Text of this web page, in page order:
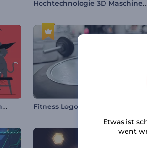
Hochtechnologie 3D Maschinenlogo
Eröffnungsfeier am Halloweenabend Fitness Logoanimation
Etwas ist
went